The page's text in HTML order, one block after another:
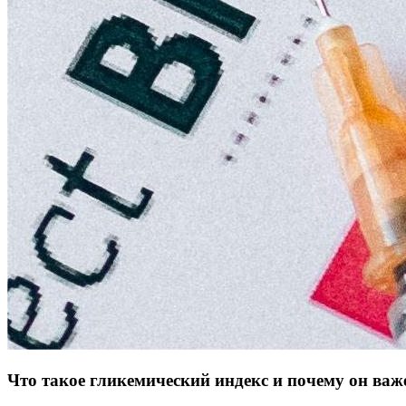
Что такое гликемический индекс и почему он